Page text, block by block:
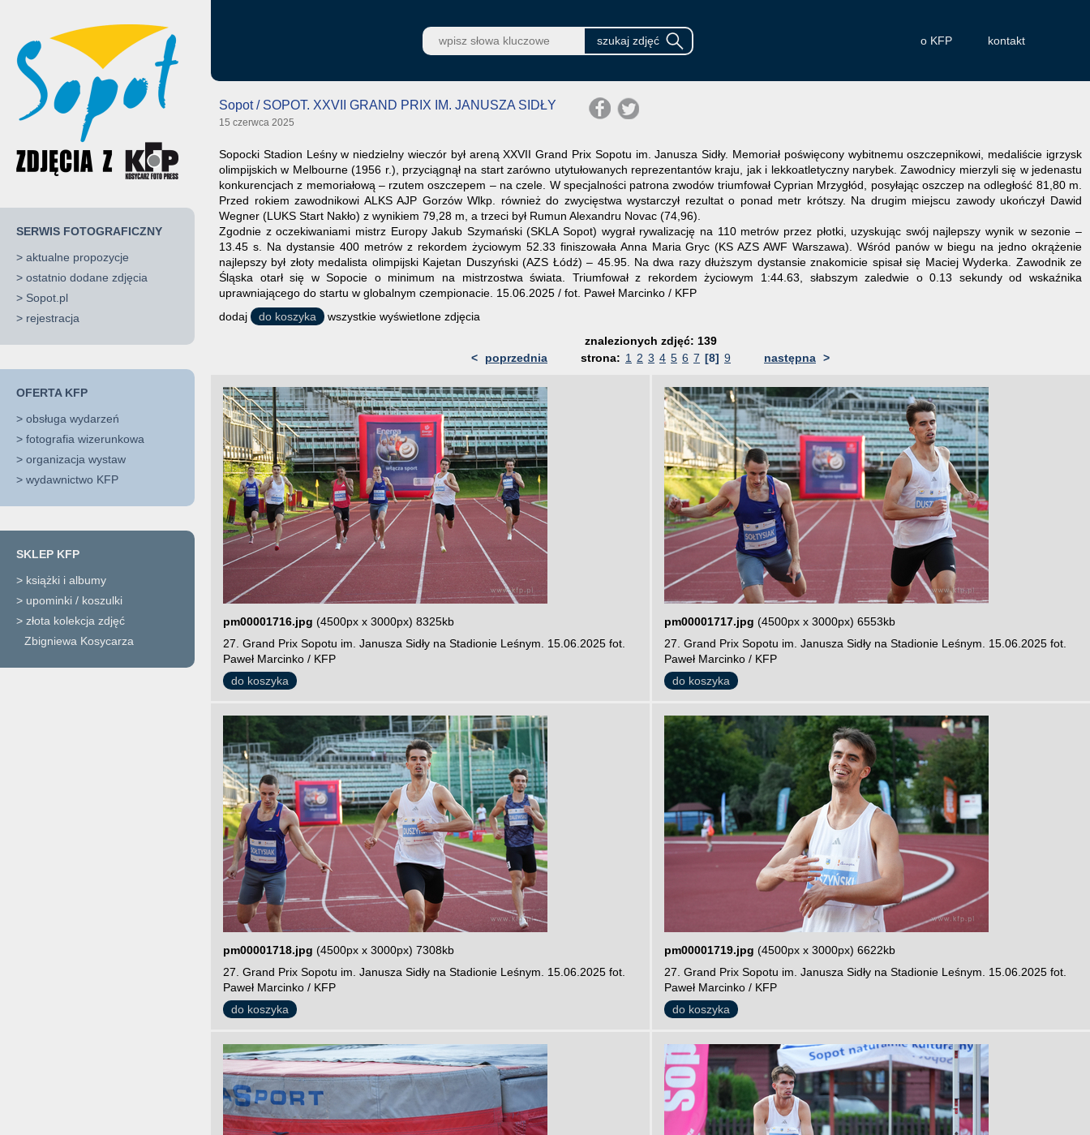
SERWIS FOTOGRAFICZNY
> aktualne propozycje
> ostatnio dodane zdjęcia
> Sopot.pl
> rejestracja
OFERTA KFP
> obsługa wydarzeń
> fotografia wizerunkowa
> organizacja wystaw
> wydawnictwo KFP
SKLEP KFP
> książki i albumy
> upominki / koszulki
> złota kolekcja zdjęć
Zbigniewa Kosycarza
o KFP kontakt
Sopot / SOPOT. XXVII GRAND PRIX IM. JANUSZA SIDŁY
15 czerwca 2025
Sopocki Stadion Leśny w niedzielny wieczór był areną XXVII Grand Prix Sopotu im. Janusza Sidły. Memoriał poświęcony wybitnemu oszczepnikowi, medaliście igrzysk
olimpijskich w Melbourne (1956 r.), przyciągnął na start zarówno utytułowanych reprezentantów kraju, jak i lekkoatletyczny narybek. Zawodnicy mierzyli się w jedenastu
konkurencjach z memoriałową – rzutem oszczepem – na czele. W specjalności patrona zwodów triumfował Cyprian Mrzygłód, posyłając oszczep na odległość 81,80 m.
Przed rokiem zawodnikowi ALKS AJP Gorzów Wlkp. również do zwycięstwa wystarczył rezultat o ponad metr krótszy. Na drugim miejscu zawody ukończył Dawid
Wegner (LUKS Start Nakło) z wynikiem 79,28 m, a trzeci był Rumun Alexandru Novac (74,96).
Zgodnie z oczekiwaniami mistrz Europy Jakub Szymański (SKLA Sopot) wygrał rywalizację na 110 metrów przez płotki, uzyskując swój najlepszy wynik w sezonie –
13.45 s. Na dystansie 400 metrów z rekordem życiowym 52.33 finiszowała Anna Maria Gryc (KS AZS AWF Warszawa). Wśród panów w biegu na jedno okrążenie
najlepszy był złoty medalista olimpijski Kajetan Duszyński (AZS Łódź) – 45.95. Na dwa razy dłuższym dystansie znakomicie spisał się Maciej Wyderka. Zawodnik ze
Śląska otarł się w Sopocie o minimum na mistrzostwa świata. Triumfował z rekordem życiowym 1:44.63, słabszym zaledwie o 0.13 sekundy od wskaźnika
uprawniającego do startu w globalnym czempionacie. 15.06.2025 / fot. Paweł Marcinko / KFP
dodaj
do koszyka
wszystkie wyświetlone zdjęcia
znalezionych zdjęć: 139
<
poprzednia strona: 1 2 3 4 5 6 7 [8] 9 następna >
pm00001716.jpg (4500px x 3000px) 8325kb
27. Grand Prix Sopotu im. Janusza Sidły na Stadionie Leśnym. 15.06.2025 fot.
Paweł Marcinko / KFP
do koszyka
pm00001717.jpg (4500px x 3000px) 6553kb
27. Grand Prix Sopotu im. Janusza Sidły na Stadionie Leśnym. 15.06.2025 fot.
Paweł Marcinko / KFP
do koszyka
pm00001718.jpg (4500px x 3000px) 7308kb
27. Grand Prix Sopotu im. Janusza Sidły na Stadionie Leśnym. 15.06.2025 fot.
Paweł Marcinko / KFP
do koszyka
pm00001719.jpg (4500px x 3000px) 6622kb
27. Grand Prix Sopotu im. Janusza Sidły na Stadionie Leśnym. 15.06.2025 fot.
Paweł Marcinko / KFP
do koszyka